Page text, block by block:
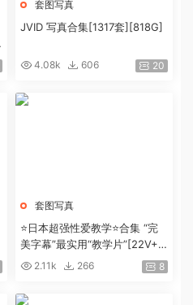
套图写真
JVID 写真合集[1317套][818G]
4.08k 606 20
套图写真
⭐日本超强性爱教学⭐合集 “完
美字幕”最实用“教学片”[22V+4.
9G]2.11k 266 8